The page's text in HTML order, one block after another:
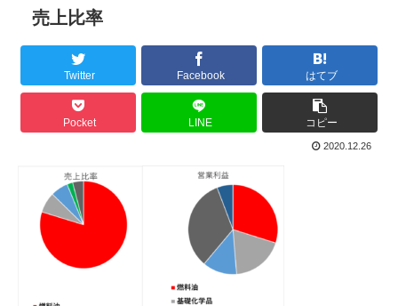
売上比率
Twitter Facebook はてブ
Pocket LINE コピー
2020.12.26